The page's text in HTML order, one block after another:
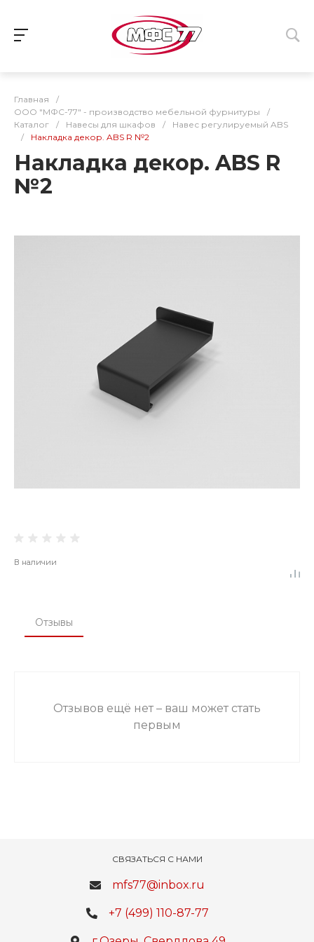
Главная
/
ООО "МФС-77" - производство мебельной фурнитуры
/
Каталог
/ Навесы для шкафов /
Навес регулируемый ABS
/
Накладка декор. ABS R №2
Накладка декор. ABS R
№2
В наличии
Отзывы
Отзывов ещё нет – ваш может стать
первым
СВЯЗАТЬСЯ С НАМИ
mfs77@inbox.ru
+7 (499) 110-87-77